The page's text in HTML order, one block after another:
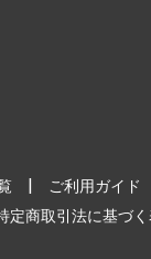
| ご利用ガイド
定商取引法に基づ